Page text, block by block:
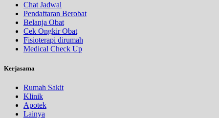
Chat Jadwal
Pendaftaran Berobat
Belanja Obat
Cek Ongkir Obat
Fisioterapi dirumah
Medical Check Up
Kerjasama
Rumah Sakit
Klinik
Apotek
Lainya